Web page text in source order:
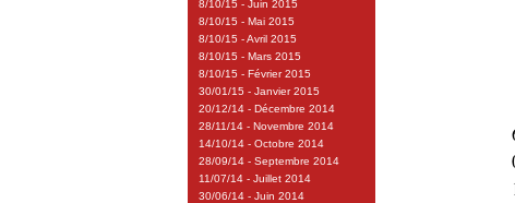
8/10/15 - Juin 2015
8/10/15 - Mai 2015
8/10/15 - Avril 2015
8/10/15 - Mars 2015
8/10/15 - Février 2015
30/01/15 - Janvier 2015
20/12/14 - Décembre 2014
28/11/14 - Novembre 2014
14/10/14 - Octobre 2014
28/09/14 - Septembre 2014
11/07/14 - Juillet 2014
30/06/14 - Juin 2014